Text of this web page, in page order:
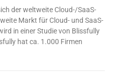
der weltweite Cloud-/SaaS-
Markt für Cloud- und SaaS-
in einer Studie von Blissfully
hat ca. 1.000 Firmen